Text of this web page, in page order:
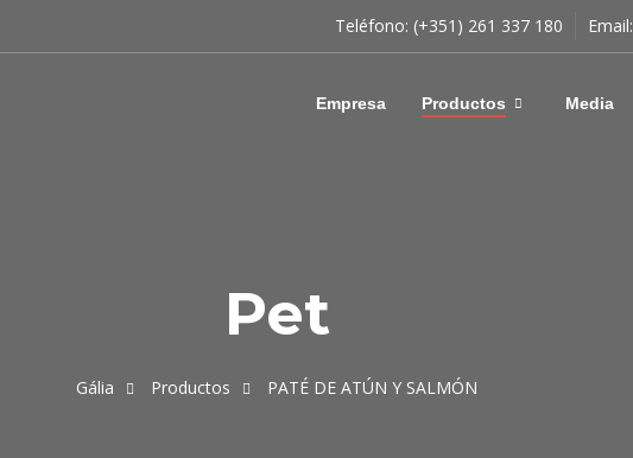
Teléfono: (+351) 261 337 180 Email:
Empresa Productos Media
Pet
Gália Productos PATÉ DE ATÚN Y SALMÓN